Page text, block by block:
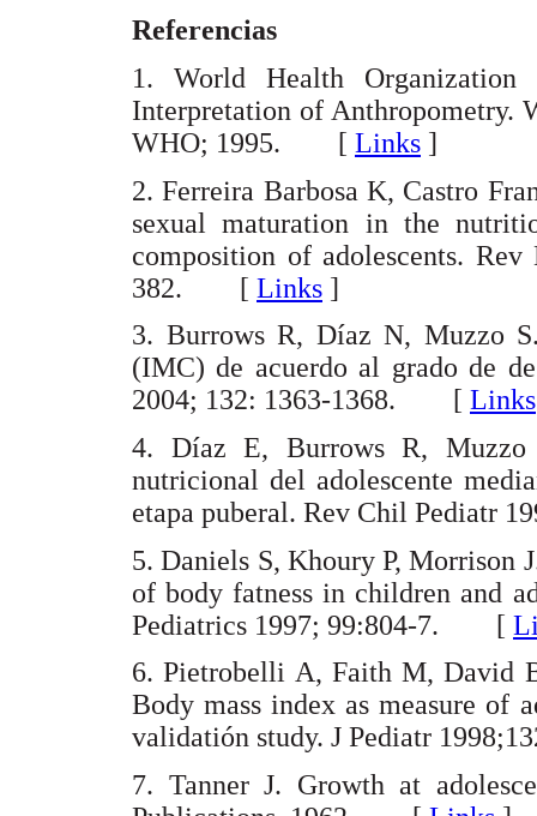
Referencias
1. World Health
Interpretation of Anthropometry.
WHO; 1995. [ Links ]
2. Ferreira Barbosa K, Castro
sexual maturation in the
composition of adolescents.
382. [ Links ]
3. Burrows R, Díaz N, Muzzo
(IMC) de acuerdo al grado de
2004; 132: 1363-1368. [ Links
4. Díaz E, Burrows R, Muzzo
nutricional del adolescente
etapa puberal. Rev Chil
5. Daniels S, Khoury P, Morrison
of body fatness in children and
Pediatrics 1997; 99:804-7. [
6. Pietrobelli A, Faith M, David
Body mass index as measure of
validatión study. J Pediatr
7. Tanner J. Growth at